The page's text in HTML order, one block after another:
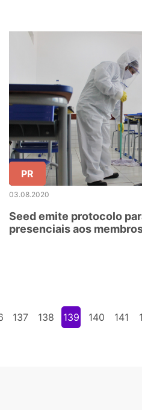
PR
03.08.2020
Seed emite protocolo
presenciais aos
137 138 139 140 141